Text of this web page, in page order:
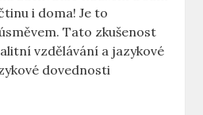
i doma! Je to
Tato zkušenost
vzdělávání a jazykové
dovednosti